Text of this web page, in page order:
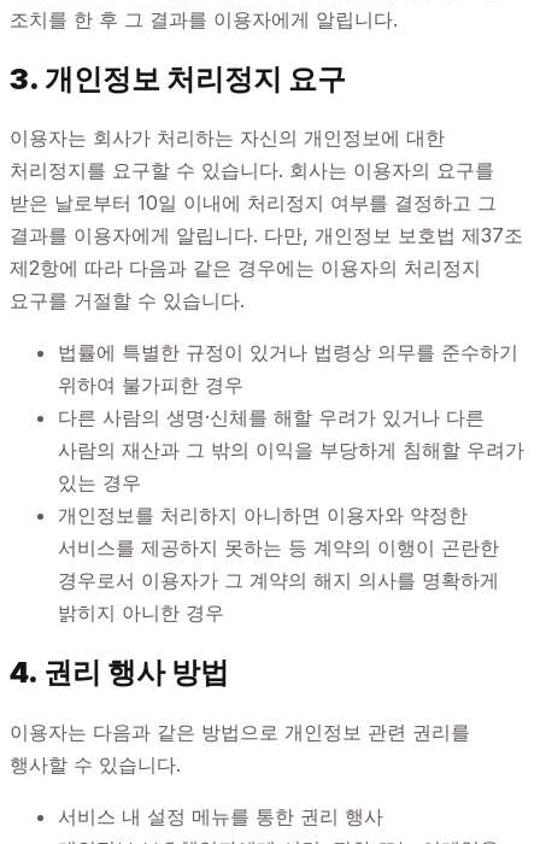
조치를 한 후 그 결과를 이용자에게 알립니다.
3. 개인정보 처리정지 요구
이용자는 회사가 처리하는 자신의 개인정보에 대한
처리정지를 요구할 수 있습니다. 회사는 이용자의 요구를
받은 날로부터 10일 이내에 처리정지 여부를 결정하고 그
결과를 이용자에게 알립니다. 다만, 개인정보 보호법 제37조
제2항에 따라 다음과 같은 경우에는 이용자의 처리정지
요구를 거절할 수 있습니다.
법률에 특별한 규정이 있거나 법령상 의무를 준수하기
위하여 불가피한 경우
다른 사람의 생명·신체를 해할 우려가 있거나 다른
사람의 재산과 그 밖의 이익을 부당하게 침해할 우려가
있는 경우
개인정보를 처리하지 아니하면 이용자와 약정한
서비스를 제공하지 못하는 등 계약의 이행이 곤란한
경우로서 이용자가 그 계약의 해지 의사를 명확하게
밝히지 아니한 경우
4. 권리 행사 방법
이용자는 다음과 같은 방법으로 개인정보 관련 권리를
행사할 수 있습니다.
서비스 내 설정 메뉴를 통한 권리 행사